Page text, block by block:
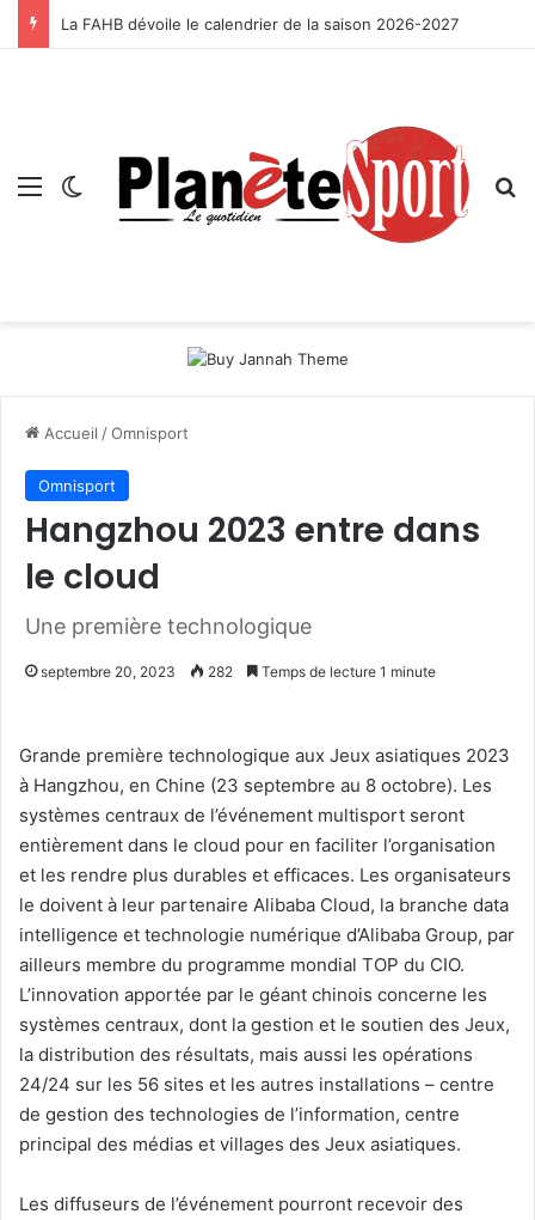
La FAHB dévoile le calendrier de la saison 2026-2027
Menu Switch skin
Accueil /Omnisport
Omnisport
Hangzhou 2023 entre dans
le cloud
Une première technologique
septembre 20, 2023 282 Temps de lecture 1 minute
Grande première technologique aux Jeux asiatiques 2023
à Hangzhou, en Chine (23 septembre au 8 octobre). Les
systèmes centraux de l’événement multisport seront
entièrement dans le cloud pour en faciliter l’organisation
et les rendre plus durables et efficaces. Les organisateurs
le doivent à leur partenaire Alibaba Cloud, la branche data
intelligence et technologie numérique d’Alibaba Group, par
ailleurs membre du programme mondial TOP du CIO.
L’innovation apportée par le géant chinois concerne les
systèmes centraux, dont la gestion et le soutien des Jeux,
la distribution des résultats, mais aussi les opérations
24/24 sur les 56 sites et les autres installations – centre
de gestion des technologies de l’information, centre
principal des médias et villages des Jeux asiatiques.
Les diffuseurs de l’événement pourront recevoir des